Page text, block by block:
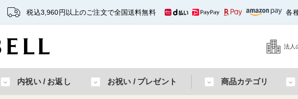
税込3,960円以上のご注文で全国送料無料 各
法人
内祝い / お返し お祝い / プレゼント 商品カテゴリ